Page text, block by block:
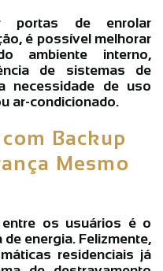
portas de enrolar
é possível melhorar
ambiente interno,
de sistemas de
necessidade de uso
ar-condicionado.
Backup
Mesmo
entre os usuários é o
energia. Felizmente,
residenciais já